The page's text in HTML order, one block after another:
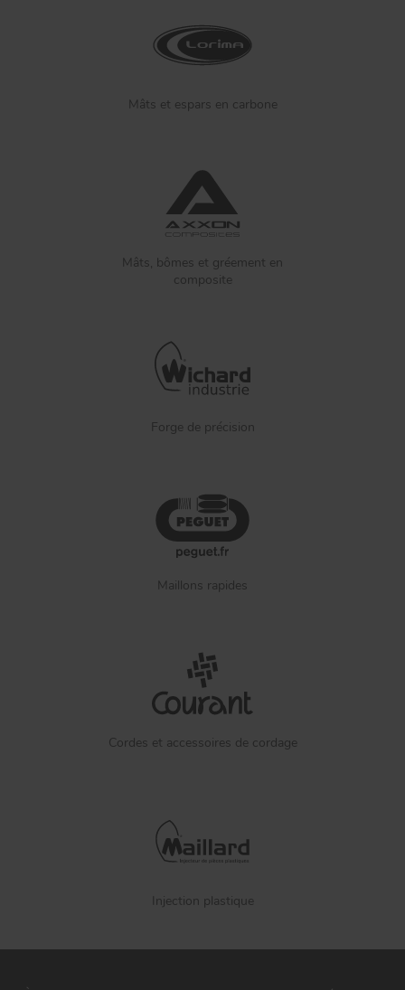
Mâts et espars en carbone
Mâts, bômes et gréement en
composite
Forge de précision
Maillons rapides
Cordes et accessoires de cordage
Injection plastique